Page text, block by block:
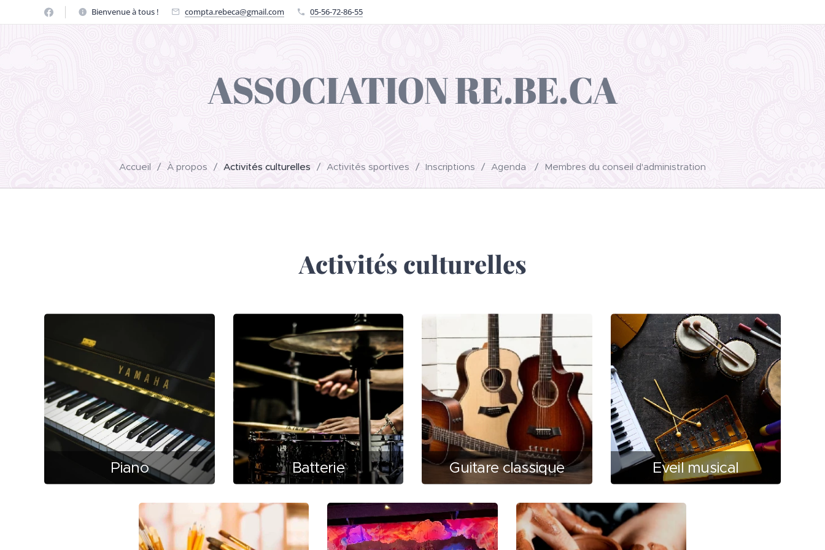
Bienvenue à tous ! compta.rebeca@gmail.com 05-56-72-86-55
ASSOCIATION RE.BE.CA
Accueil À propos Activités culturelles Activités sportives Inscriptions Agenda Membres du conseil d'administration
Activités culturelles
Piano Batterie Guitare classique Eveil musical